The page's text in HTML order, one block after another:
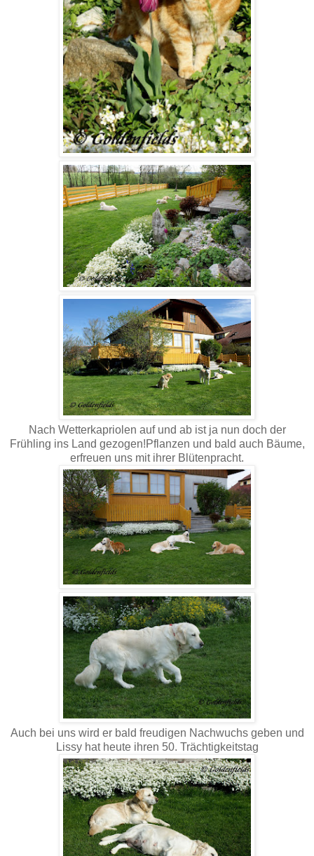
Nach Wetterkapriolen auf und ab ist ja nun doch der
Frühling ins Land gezogen!Pflanzen und bald auch Bäume,
erfreuen uns mit ihrer Blütenpracht.
Auch bei uns wird er bald freudigen Nachwuchs geben und
Lissy hat heute ihren 50. Trächtigkeitstag